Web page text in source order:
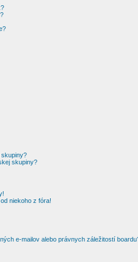
skupiny?
niekoho z fóra!
e-mailov alebo právnych záležitostí